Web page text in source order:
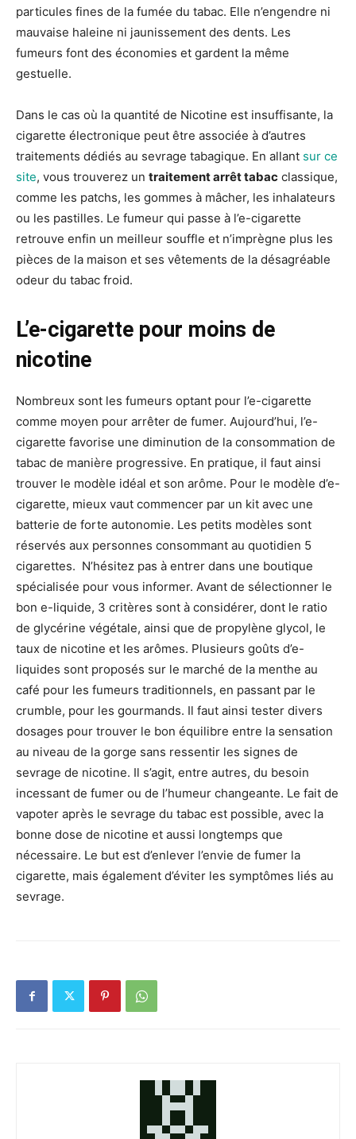
particules fines de la fumée du tabac. Elle n’engendre ni
mauvaise haleine ni jaunissement des dents. Les
fumeurs font des économies et gardent la même
gestuelle.
Dans le cas où la quantité de Nicotine est insuffisante, la
cigarette électronique peut être associée à d’autres
traitements dédiés au sevrage tabagique. En allant sur ce
site, vous trouverez un traitement arrêt tabac classique,
comme les patchs, les gommes à mâcher, les inhalateurs
ou les pastilles. Le fumeur qui passe à l’e-cigarette
retrouve enfin un meilleur souffle et n’imprègne plus les
pièces de la maison et ses vêtements de la désagréable
odeur du tabac froid.
L’e-cigarette pour moins de
nicotine
Nombreux sont les fumeurs optant pour l’e-cigarette
comme moyen pour arrêter de fumer. Aujourd’hui, l’e-
cigarette favorise une diminution de la consommation de
tabac de manière progressive. En pratique, il faut ainsi
trouver le modèle idéal et son arôme. Pour le modèle d’e-
cigarette, mieux vaut commencer par un kit avec une
batterie de forte autonomie. Les petits modèles sont
réservés aux personnes consommant au quotidien 5
cigarettes. N’hésitez pas à entrer dans une boutique
spécialisée pour vous informer. Avant de sélectionner le
bon e-liquide, 3 critères sont à considérer, dont le ratio
de glycérine végétale, ainsi que de propylène glycol, le
taux de nicotine et les arômes. Plusieurs goûts d’e-
liquides sont proposés sur le marché de la menthe au
café pour les fumeurs traditionnels, en passant par le
crumble, pour les gourmands. Il faut ainsi tester divers
dosages pour trouver le bon équilibre entre la sensation
au niveau de la gorge sans ressentir les signes de
sevrage de nicotine. Il s’agit, entre autres, du besoin
incessant de fumer ou de l’humeur changeante. Le fait de
vapoter après le sevrage du tabac est possible, avec la
bonne dose de nicotine et aussi longtemps que
nécessaire. Le but est d’enlever l’envie de fumer la
cigarette, mais également d’éviter les symptômes liés au
sevrage.